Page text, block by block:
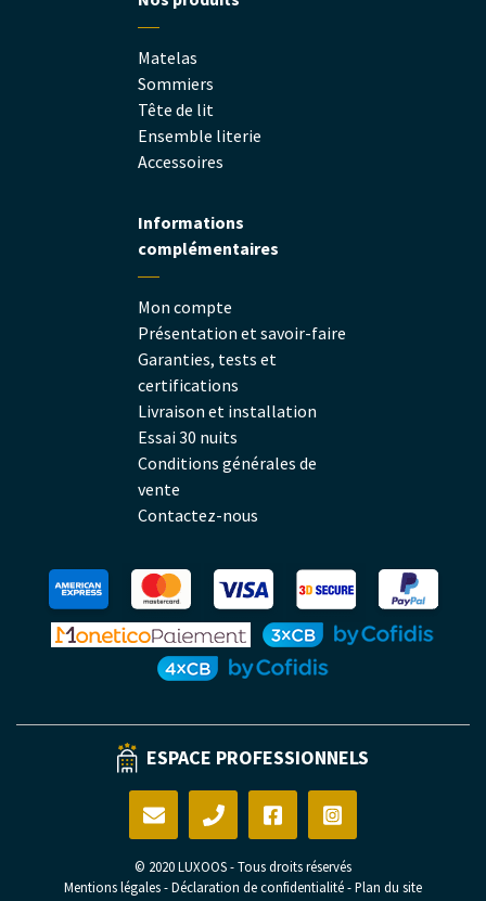
Matelas
Sommiers
Tête de lit
Ensemble literie
Accessoires
Informations
complémentaires
Mon compte
Présentation et savoir-faire
Garanties, tests et
certifications
Livraison et installation
Essai 30 nuits
Conditions générales de
vente
Contactez-nous
ESPACE PROFESSIONNELS
© 2020 LUXOOS - Tous droits réservés
Mentions légales-Déclaration de confidentialité-Plan du site